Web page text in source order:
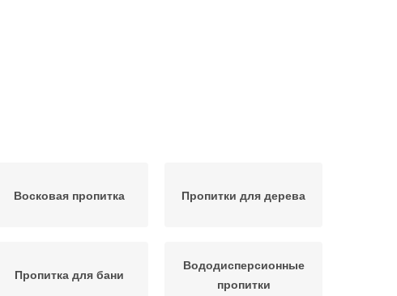
Восковая пропитка Пропитки для дерева
Пропитка для бани
Вододисперсионные
пропитки